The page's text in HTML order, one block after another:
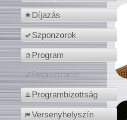
Díjazás
Szponzorok
Program
Regisztráció
Programbizottság
Versenyhelyszín